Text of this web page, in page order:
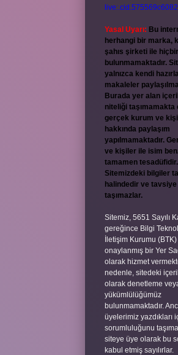
Yasal Uyarı: Bu
herhangi bir marka,
şahıs şirketi ile hiçbir
bulunmamaktadır.
yalnızca kendi
makaleler
Burada yer alan
niteliği taşımamakta
gerçek kurum ve
hakkında paylaşım
yapılmamaktadır.
ve kişiler ile isim
tamamen tesadüfidir.
Sitemizdeki bilgiler
halindedir ve
taşımazlar.
Sitemiz, 5651 Sayılı
gereğince Bilgi
İletişim Kurumu (BTK)
onaylanmış bir Yer
olarak hizmet
nedenle, sitedeki
olarak denetleme
yükümlülüğümüz
bulunmamaktadır.
üyelerimiz yazdıkları
sorumluluğunu
siteye üye olarak bu
kabul etmiş sayılırlar.